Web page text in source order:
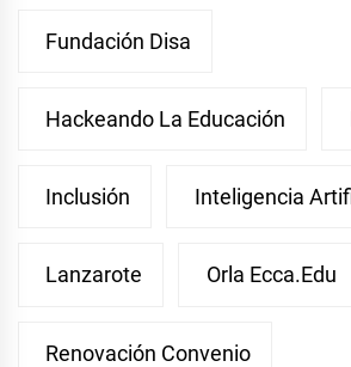
Fundación Disa
Hackeando La Educación
Inclusión Inteligencia
Lanzarote Orla Ecca.edu
Renovación Convenio